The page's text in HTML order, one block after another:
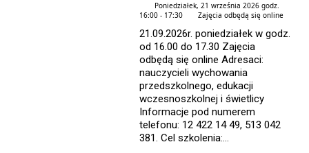
Poniedziałek, 21 września 2026 godz.
16:00 - 17:30
Zajęcia odbędą się online
21.09.2026r. poniedziałek w godz.
od 16.00 do 17.30 Zajęcia
odbędą się online Adresaci:
nauczycieli wychowania
przedszkolnego, edukacji
wczesnoszkolnej i świetlicy
Informacje pod numerem
telefonu: 12 422 14 49, 513 042
381. Cel szkolenia:...